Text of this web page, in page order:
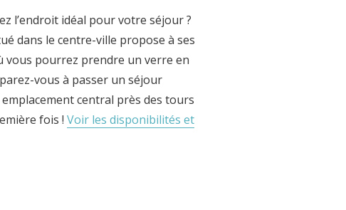
l’endroit idéal pour votre séjour ?
dans le centre-ville propose à ses
vous pourrez prendre un verre en
vous à passer un séjour
central près des tours
fois ! Voir les disponibilités et